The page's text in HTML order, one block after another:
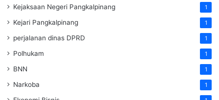
Kejaksaan Negeri Pangkalpinang 1
Kejari Pangkalpinang 1
perjalanan dinas DPRD 1
Polhukam 1
BNN 1
Narkoba 1